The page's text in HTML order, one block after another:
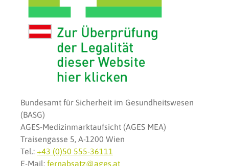
Bundesamt für Sicherheit im Gesundheitswesen
(BASG)
AGES-Medizinmarktaufsicht (AGES MEA)
Traisengasse 5, A-1200 Wien
Tel.: +43 (0)50 555-36111
E-Mail: fernabsatz@ages.at